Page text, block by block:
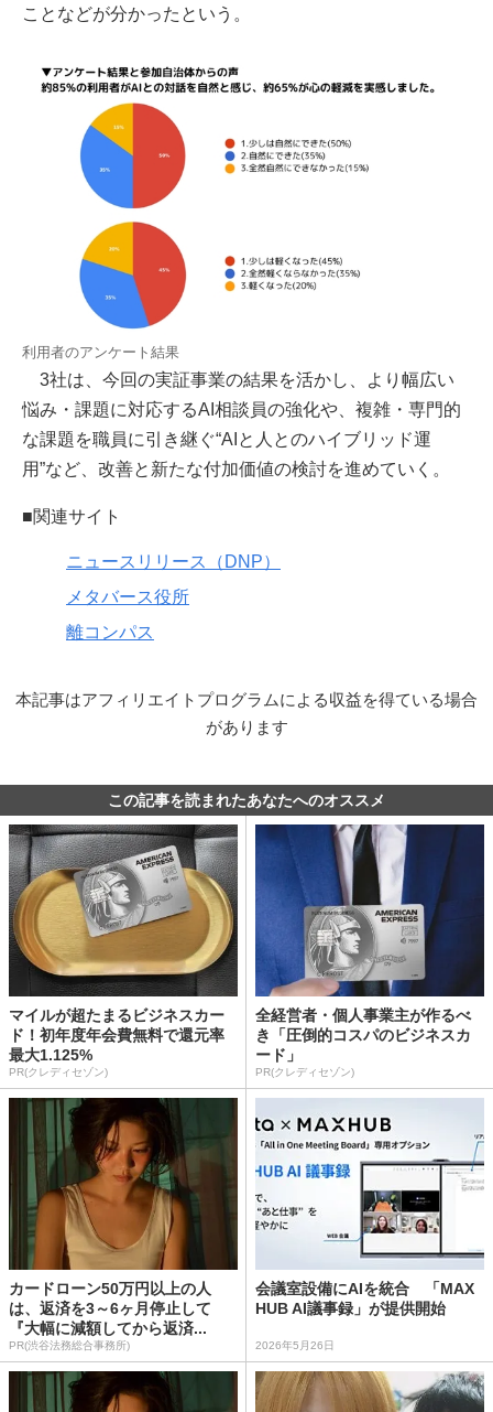
ことなどが分かったという。
利用者のアンケート結果
3社は、今回の実証事業の結果を活かし、より幅広い
悩み・課題に対応するAI相談員の強化や、複雑・専門的
な課題を職員に引き継ぐ“AIと人とのハイブリッド運
用”など、改善と新たな付加価値の検討を進めていく。
■関連サイト
ニュースリリース（DNP）
メタバース役所
離コンパス
本記事はアフィリエイトプログラムによる収益を得ている場合
があります
この記事を読まれたあなたへのオススメ
マイルが超たまるビジネスカー
ド！初年度年会費無料で還元率
最大1.125%
PR(クレディセゾン)
全経営者・個人事業主が作るべ
き「圧倒的コスパのビジネスカ
ード」
PR(クレディセゾン)
カードローン50万円以上の人
は、返済を3～6ヶ月停止して
『大幅に減額してから返済...
PR(渋谷法務総合事務所)
会議室設備にAIを統合 「MAX
HUB AI議事録」が提供開始
2026年5月26日